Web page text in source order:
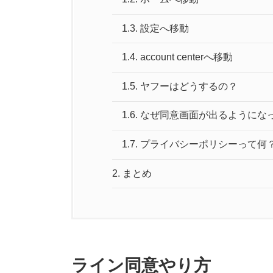
1.3. 設定へ移動
1.4. account centerへ移動
1.5. ヤフーはどうするの？
1.6. なぜ同意画面が出るようにな
1.7. プライバシーポリシーって何
2. まとめ
ライン同意やり方